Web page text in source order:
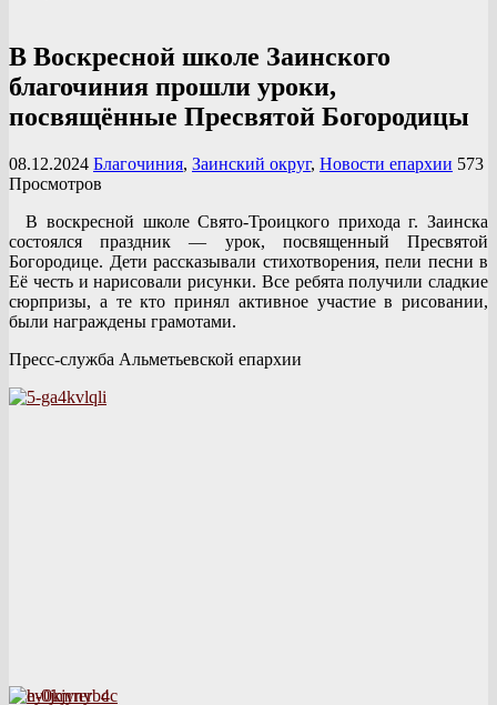
В Воскресной школе Заинского
благочиния прошли уроки,
посвящённые Пресвятой Богородицы
08.12.2024 Благочиния, Заинский округ, Новости епархии 573
Просмотров
В воскресной школе Свято-Троицкого прихода г. Заинска
состоялся праздник — урок, посвященный Пресвятой
Богородице. Дети рассказывали стихотворения, пели песни в
Её честь и нарисовали рисунки. Все ребята получили сладкие
сюрпризы, а те кто принял активное участие в рисовании,
были награждены грамотами.
Пресс-служба Альметьевской епархии